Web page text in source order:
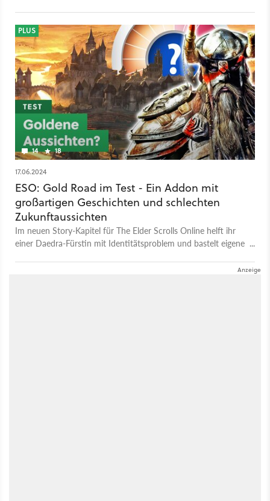
14 18
PLUS
17.06.2024
ESO: Gold Road im Test - Ein Addon mit
großartigen Geschichten und schlechten
Zukunftaussichten
Im neuen Story-Kapitel für The Elder Scrolls Online helft ihr
einer Daedra-Fürstin mit Identitätsproblem und bastelt eigene